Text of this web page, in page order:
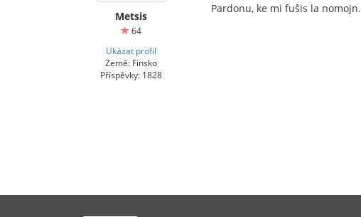
Metsis
64
Ukázat profil
Země: Finsko
Příspěvky: 1828
Pardonu, ke mi fuŝis la nomojn.